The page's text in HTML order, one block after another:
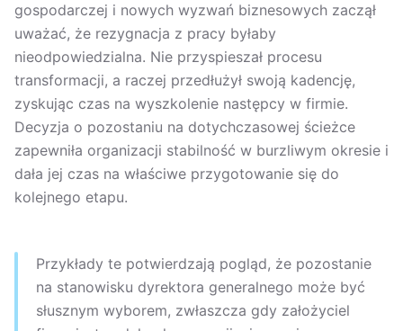
gospodarczej i nowych wyzwań biznesowych zaczął
uważać, że rezygnacja z pracy byłaby
nieodpowiedzialna. Nie przyspieszał procesu
transformacji, a raczej przedłużył swoją kadencję,
zyskując czas na wyszkolenie następcy w firmie.
Decyzja o pozostaniu na dotychczasowej ścieżce
zapewniła organizacji stabilność w burzliwym okresie i
dała jej czas na właściwe przygotowanie się do
kolejnego etapu.
Przykłady te potwierdzają pogląd, że pozostanie
na stanowisku dyrektora generalnego może być
słusznym wyborem, zwłaszcza gdy założyciel